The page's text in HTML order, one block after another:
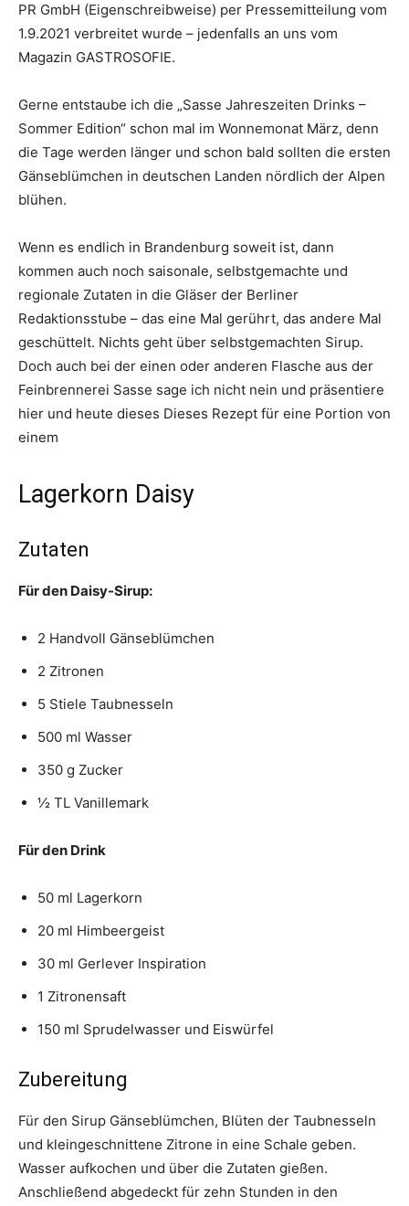
PR GmbH (Eigenschreibweise) per Pressemitteilung vom
1.9.2021 verbreitet wurde – jedenfalls an uns vom
Magazin GASTROSOFIE.
Gerne entstaube ich die „Sasse Jahreszeiten Drinks –
Sommer Edition“ schon mal im Wonnemonat März, denn
die Tage werden länger und schon bald sollten die ersten
Gänseblümchen in deutschen Landen nördlich der Alpen
blühen.
Wenn es endlich in Brandenburg soweit ist, dann
kommen auch noch saisonale, selbstgemachte und
regionale Zutaten in die Gläser der Berliner
Redaktionsstube – das eine Mal gerührt, das andere Mal
geschüttelt. Nichts geht über selbstgemachten Sirup.
Doch auch bei der einen oder anderen Flasche aus der
Feinbrennerei Sasse sage ich nicht nein und präsentiere
hier und heute dieses Dieses Rezept für eine Portion von
einem
Lagerkorn Daisy
Zutaten
Für den Daisy-Sirup:
2 Handvoll Gänseblümchen
2 Zitronen
5 Stiele Taubnesseln
500 ml Wasser
350 g Zucker
½ TL Vanillemark
Für den Drink
50 ml Lagerkorn
20 ml Himbeergeist
30 ml Gerlever Inspiration
1 Zitronensaft
150 ml Sprudelwasser und Eiswürfel
Zubereitung
Für den Sirup Gänseblümchen, Blüten der Taubnesseln
und kleingeschnittene Zitrone in eine Schale geben.
Wasser aufkochen und über die Zutaten gießen.
Anschließend abgedeckt für zehn Stunden in den